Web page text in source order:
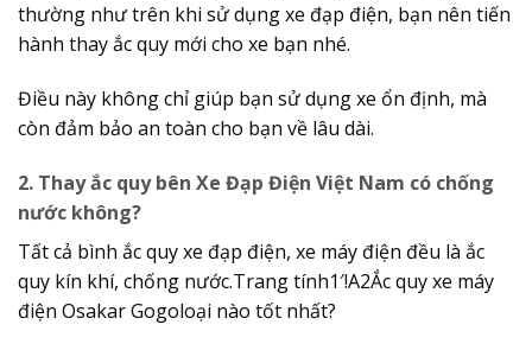
thường như trên khi sử dụng xe đạp điện, bạn nên tiến
hành thay ắc quy mới cho xe bạn nhé.
Điều này không chỉ giúp bạn sử dụng xe ổn định, mà
còn đảm bảo an toàn cho bạn về lâu dài.
2. Thay ắc quy bên Xe Đạp Điện Việt Nam có chống
nước không?
Tất cả bình ắc quy xe đạp điện, xe máy điện đều là ắc
quy kín khí, chống nước.Trang tính1′!A2Ắc quy xe máy
điện Osakar Gogoloại nào tốt nhất?